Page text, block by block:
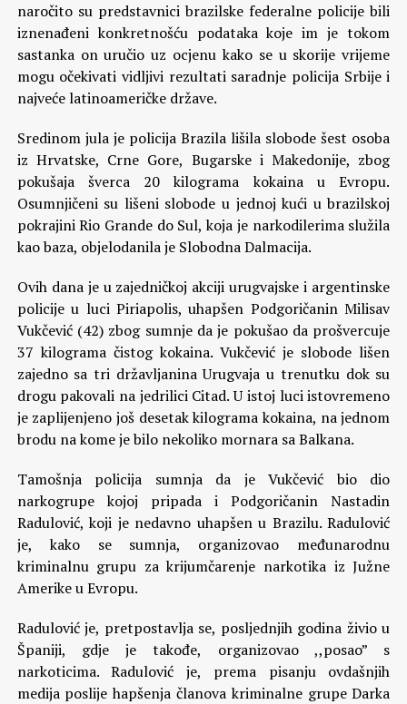
naročito su predstavnici brazilske federalne policije bili
iznenađeni konkretnošću podataka koje im je tokom
sastanka on uručio uz ocjenu kako se u skorije vrijeme
mogu očekivati vidljivi rezultati saradnje policija Srbije i
najveće latinoameričke države.
Sredinom jula je policija Brazila lišila slobode šest osoba
iz Hrvatske, Crne Gore, Bugarske i Makedonije, zbog
pokušaja šverca 20 kilograma kokaina u Evropu.
Osumnjičeni su lišeni slobode u jednoj kući u brazilskoj
pokrajini Rio Grande do Sul, koja je narkodilerima služila
kao baza, objelodanila je Slobodna Dalmacija.
Ovih dana je u zajedničkoj akciji urugvajske i argentinske
policije u luci Piriapolis, uhapšen Podgoričanin Milisav
Vukčević (42) zbog sumnje da je pokušao da prošvercuje
37 kilograma čistog kokaina. Vukčević je slobode lišen
zajedno sa tri državljanina Urugvaja u trenutku dok su
drogu pakovali na jedrilici Citad. U istoj luci istovremeno
je zaplijenjeno još desetak kilograma kokaina, na jednom
brodu na kome je bilo nekoliko mornara sa Balkana.
Tamošnja policija sumnja da je Vukčević bio dio
narkogrupe kojoj pripada i Podgoričanin Nastadin
Radulović, koji je nedavno uhapšen u Brazilu. Radulović
je, kako se sumnja, organizovao međunarodnu
kriminalnu grupu za krijumčarenje narkotika iz Južne
Amerike u Evropu.
Radulović je, pretpostavlja se, posljednjih godina živio u
Španiji, gdje je takođe, organizovao ,,posao” s
narkoticima. Radulović je, prema pisanju ovdašnjih
medija poslije hapšenja članova kriminalne grupe Darka